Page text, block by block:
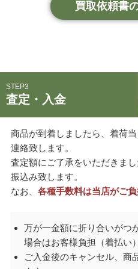
買取依頼書
STEP3
査定・入金
商品が到着しましたら、着荷
連絡致します。
査定額にご了承をいただきま
振込み致します。
なお、 各種手数料は当店がご負
万が一金額に折り合いがつ
場合はお客様負担（着払い
ご入金後のキャンセル、商